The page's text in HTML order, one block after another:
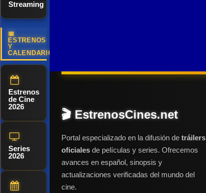
Streaming
📅
ESTRENOS
Y
CALENDARIO
Estrenos
de Cine
2026
Series
2026
ser fácil
Catherine,
un hombre
cuando se
Sharon,
🎬 EstrenosCines.net
Portal especializado en la difusión de tráilers
oficiales de películas y series. Ofrecemos
avances en español, sinopsis y
actualizaciones verificadas del mundo del
cine.